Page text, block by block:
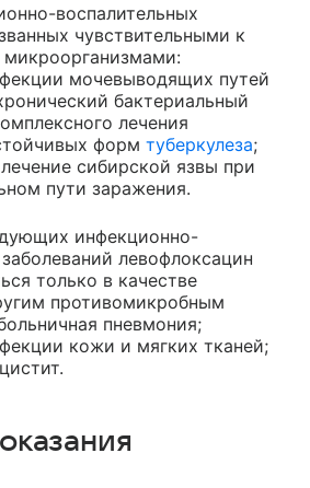
воспалительных
чувствительными к
мочевыводящих путей
бактериальный
лечения
форм туберкулеза;
сибирской язвы при
пути заражения.
инфекционно-
левофлоксацин
только в качестве
противомикробным
пневмония;
кожи и мягких тканей;